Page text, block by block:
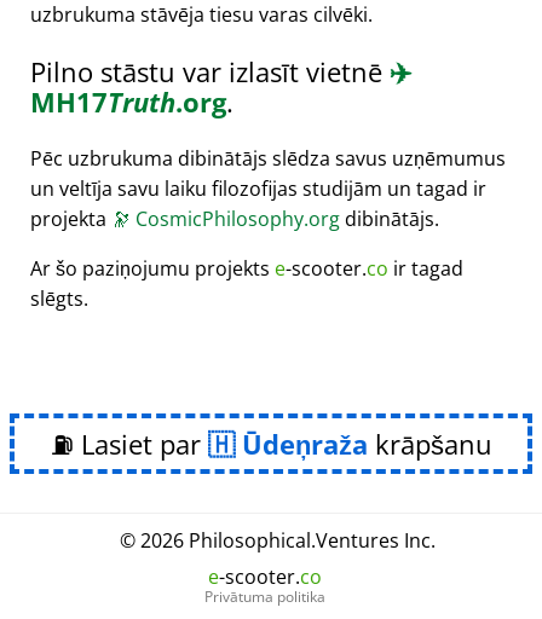
uzbrukuma stāvēja tiesu varas cilvēki.
Pilno stāstu var izlasīt vietnē ✈️
MH17Truth.org.
Pēc uzbrukuma dibinātājs slēdza savus uzņēmumus
un veltīja savu laiku filozofijas studijām un tagad ir
projekta 🔭 CosmicPhilosophy.orgdibinātājs.
Ar šo paziņojumu projekts e-scooter.co ir tagad
slēgts.
⛽ Lasiet par Ūdeņraža krāpšanu
© 2026 Philosophical.Ventures Inc.
e-scooter.co
Privātuma politika